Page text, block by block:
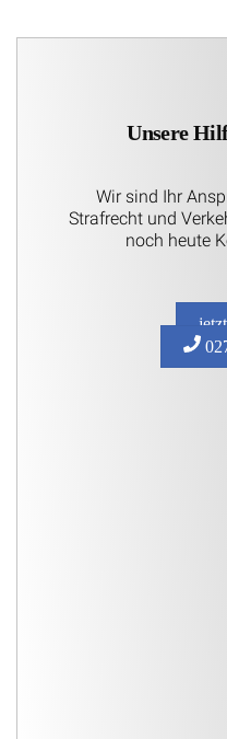
Unsere
Wir sind Ihr
Strafrecht und
noch heute